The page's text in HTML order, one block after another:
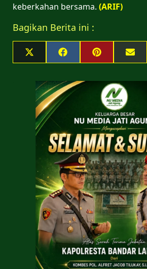
keberkahan bersama. (ARIF)
Bagikan Berita ini :